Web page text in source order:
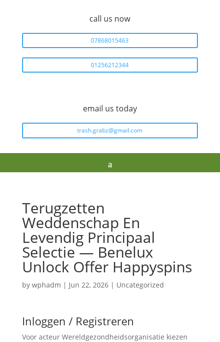
call us now
07868015463
01256212344
email us today
trash.grabz@gmail.com
Terugzetten
Weddenschap En
Levendig Principaal
Selectie — Benelux
Unlock Offer Happyspins
by wphadm | Jun 22, 2026| Uncategorized
Inloggen / Registreren
Voor acteur Wereldgezondheidsorganisatie kiezen